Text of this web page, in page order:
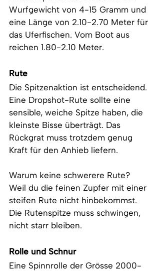
Wurfgewicht von 4-15 Gramm und
eine Länge von 2.10-2.70 Meter für
das Uferfischen. Vom Boot aus
reichen 1.80-2.10 Meter.
Rute
Die Spitzenaktion ist entscheidend.
Eine Dropshot-Rute sollte eine
sensible, weiche Spitze haben, die
kleinste Bisse überträgt. Das
Rückgrat muss trotzdem genug
Kraft für den Anhieb liefern.
Warum keine schwerere Rute?
Weil du die feinen Zupfer mit einer
steifen Rute nicht hinbekommst.
Die Rutenspitze muss schwingen,
nicht starr bleiben.
Rolle und Schnur
Eine Spinnrolle der Grösse 2000-